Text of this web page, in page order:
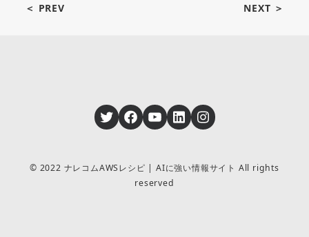
＜ PREV NEXT ＞
Twitter Facebook YouTube LinkedIn Instagram
© 2022 ナレコムAWSレシピ | AIに強い情報サイト All rights
reserved